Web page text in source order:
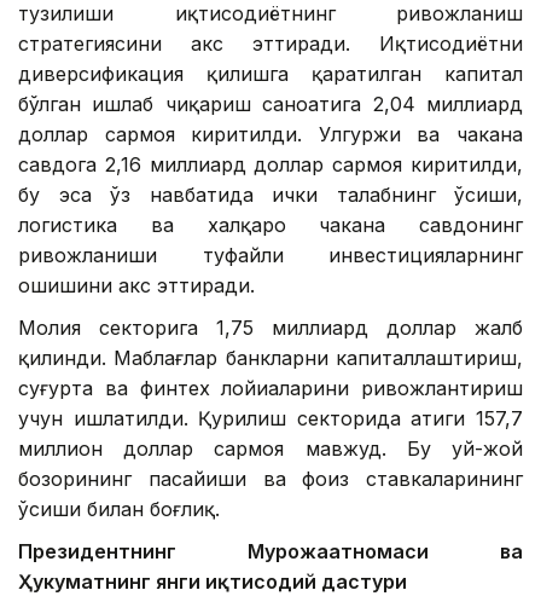
тузилиши иқтисодиётнинг ривожланиш
стратегиясини акс эттиради. Иқтисодиётни
диверсификация қилишга қаратилган капитал
бўлган ишлаб чиқариш саноатига 2,04 миллиард
доллар сармоя киритилди. Улгуржи ва чакана
савдога 2,16 миллиард доллар сармоя киритилди,
бу эса ўз навбатида ички талабнинг ўсиши,
логистика ва халқаро чакана савдонинг
ривожланиши туфайли инвестицияларнинг
ошишини акс эттиради.
Молия секторига 1,75 миллиард доллар жалб
қилинди. Маблағлар банкларни капиталлаштириш,
суғурта ва финтех лойиҳаларини ривожлантириш
учун ишлатилди. Қурилиш секторида атиги 157,7
миллион доллар сармоя мавжуд. Бу уй-жой
бозорининг пасайиши ва фоиз ставкаларининг
ўсиши билан боғлиқ.
Президентнинг Мурожаатномаси ва
Ҳукуматнинг янги иқтисодий дастури